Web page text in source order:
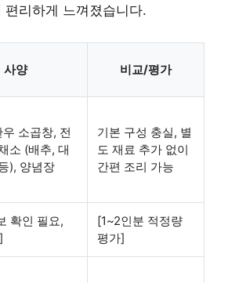
편리하게 느껴졌습니다.
사양 비교/평가
소곱창, 전
소 (배추, 대
), 양념장
기본 구성 충실, 별
도 재료 추가 없이
간편 조리 가능
확인 필요,
[1~2인분 적정량
평가]